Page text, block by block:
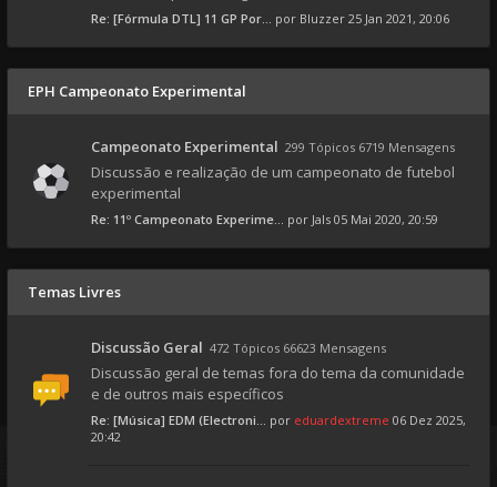
Re: [Fórmula DTL] 11 GP Por... por Bluzzer 25 Jan 2021, 20:06
EPH Campeonato Experimental
Campeonato Experimental 299 Tópicos 6719 Mensagens
Discussão e realização de um campeonato de futebol
experimental
Re: 11º Campeonato Experime... por Jals 05 Mai 2020, 20:59
Temas Livres
Discussão Geral 472 Tópicos 66623 Mensagens
Discussão geral de temas fora do tema da comunidade
e de outros mais específicos
Re: [Música] EDM (Electroni... por eduardextreme 06 Dez 2025,
20:42